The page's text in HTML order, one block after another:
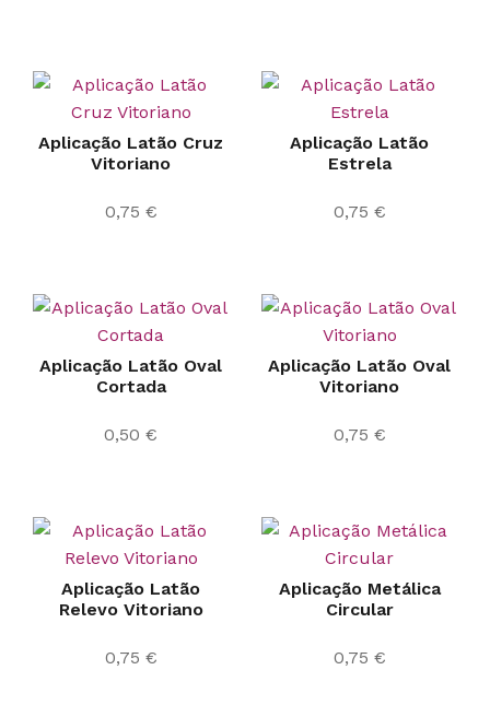
Aplicação Latão Cruz
Vitoriano
0,75 €
Aplicação Latão
Estrela
0,75 €
Aplicação Latão Oval
Cortada
0,50 €
Aplicação Latão Oval
Vitoriano
0,75 €
Aplicação Latão
Relevo Vitoriano
0,75 €
Aplicação Metálica
Circular
0,75 €